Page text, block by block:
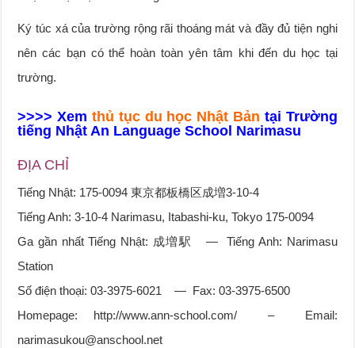
Ký túc xá của trường rộng rãi thoáng mát và đầy đủ tiện nghi
nên các bạn có thể hoàn toàn yên tâm khi đến du học tại
trường.
>>>> Xem thủ tục du học Nhật Bản tại Trường
tiếng Nhật An Language School Narimasu
ĐỊA CHỈ
Tiếng Nhật: 175-0094 東京都板橋区成増3-10-4
Tiếng Anh: 3-10-4 Narimasu, Itabashi-ku, Tokyo 175-0094
Ga gần nhất Tiếng Nhật: 成増駅 — Tiếng Anh: Narimasu
Station
Số điện thoại: 03-3975-6021 — Fax: 03-3975-6500
Homepage: http://www.ann-school.com/ – Email:
narimasukou@anschool.net